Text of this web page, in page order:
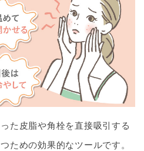
た皮脂や角栓を直接吸引する
ための効果的なツールです。